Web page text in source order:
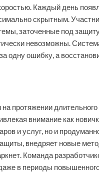
Каждый день
скрытным.
заточенные под защиту
невозможны.
одну ошибку, а
протяжении
внимание как
и услуг, но и
внедряет новые
Команда
в периоды